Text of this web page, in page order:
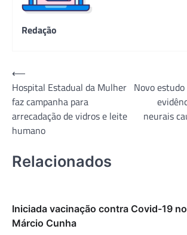
Redação
Navegação
de
Post
⟵
Hospital Estadual da Mulher
faz campanha para
arrecadação de vidros e leite
humano
Novo
neurais
Relacionados
Iniciada vacinação contra Covid-19
Márcio Cunha